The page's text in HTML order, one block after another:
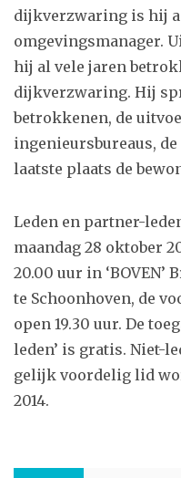
dijkverzwaring is hij
omgevingsmanager.
hij al vele jaren
dijkverzwaring. Hij
betrokkenen, de
ingenieursbureaus,
laatste plaats de
Leden en partner-
maandag 28 oktober
20.00 uur in ‘BOVEN’
te Schoonhoven, de
open 19.30 uur. De
leden’ is gratis. Niet-
gelijk voordelig lid
2014.